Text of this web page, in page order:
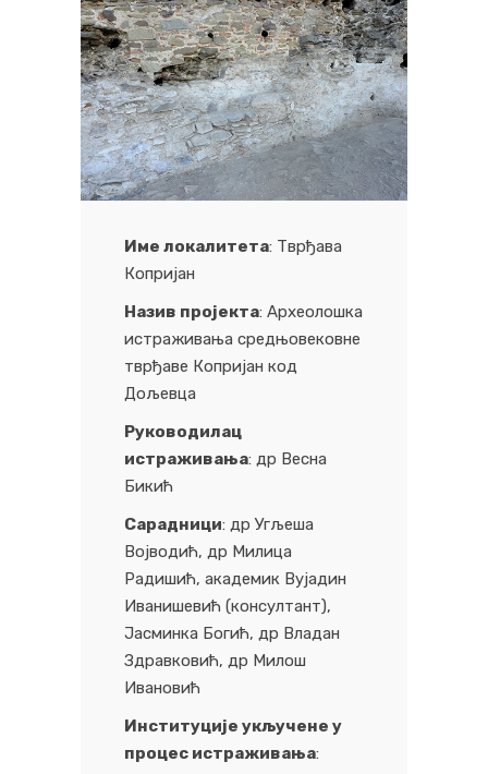
Име локалитета: Тврђава
Копријан
Назив пројекта: Археолошка
истраживања средњовековне
тврђаве Копријан код
Дољевца
Руководилац
истраживања: др Весна
Бикић
Сарадници: др Угљеша
Војводић, др Милица
Радишић, академик Вујадин
Иванишевић (консултант),
Јасминка Богић, др Владан
Здравковић, др Милош
Ивановић
Институције укључене у
процес истраживања: